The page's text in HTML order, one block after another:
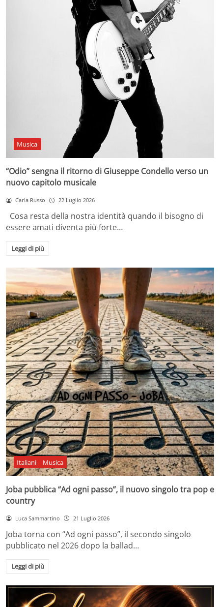
Musica
“Odio” sengna il ritorno di Giuseppe Condello verso un
nuovo capitolo musicale
Carla Russo 22 Luglio 2026
Cosa resta della nostra identità quando il bisogno di
essere amati diventa più forte…
Leggi di più
Italiani Musica
Joba pubblica “Ad ogni passo”, il nuovo singolo tra pop e
country
Luca Sammartino 21 Luglio 2026
Joba torna con “Ad ogni passo”, il secondo singolo
pubblicato nel 2026 dopo la ballad…
Leggi di più